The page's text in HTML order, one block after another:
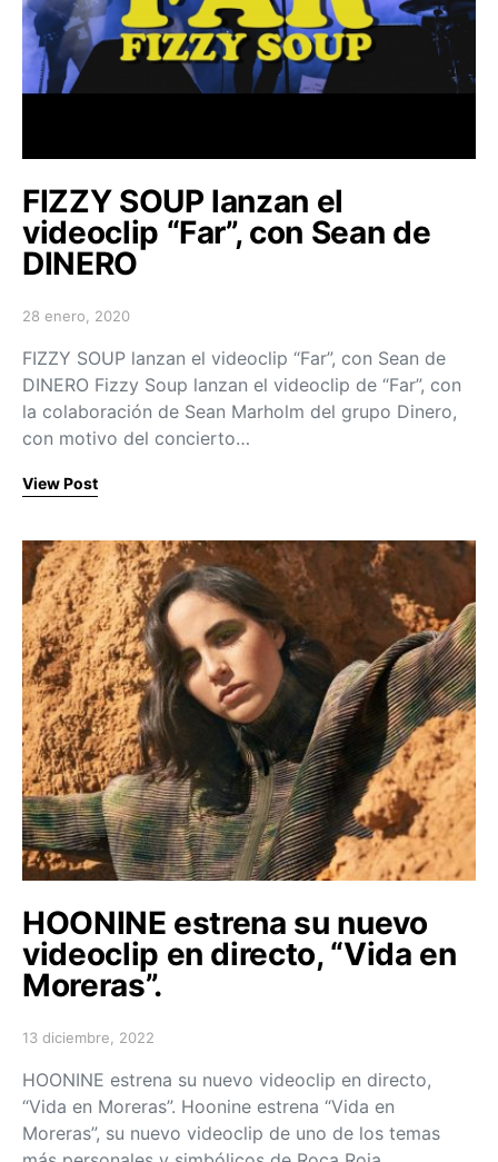
FIZZY SOUP lanzan el
videoclip “Far”, con Sean de
DINERO
Posted on
28 enero, 2020
FIZZY SOUP lanzan el videoclip “Far”, con Sean de
DINERO Fizzy Soup lanzan el videoclip de “Far”, con
la colaboración de Sean Marholm del grupo Dinero,
con motivo del concierto…
View Post
HOONINE estrena su nuevo
videoclip en directo, “Vida en
Moreras”.
Posted on
13 diciembre, 2022
HOONINE estrena su nuevo videoclip en directo,
“Vida en Moreras”. Hoonine estrena “Vida en
Moreras”, su nuevo videoclip de uno de los temas